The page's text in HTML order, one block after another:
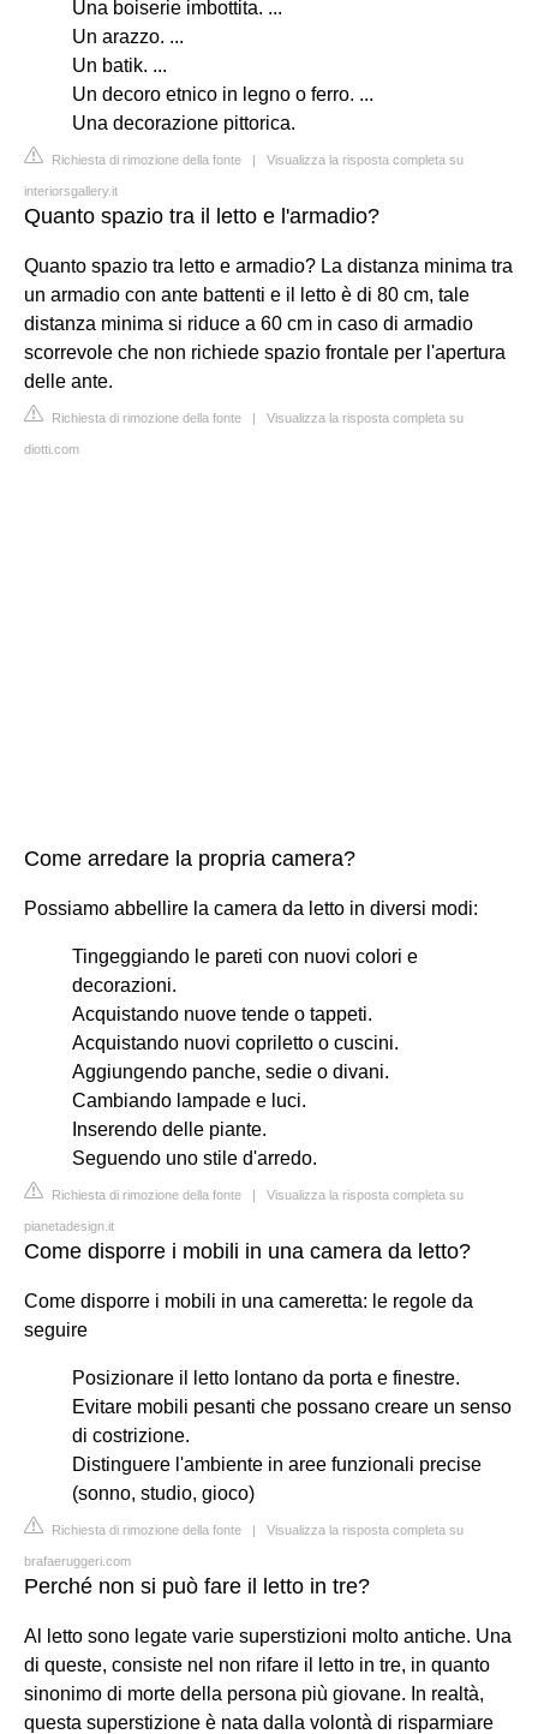
Una boiserie imbottita. ...
Un arazzo. ...
Un batik. ...
Un decoro etnico in legno o ferro. ...
Una decorazione pittorica.
Richiesta di rimozione della fonte | Visualizza la risposta completa su
interiorsgallery.it
Quanto spazio tra il letto e l'armadio?
Quanto spazio tra letto e armadio? La distanza minima tra
un armadio con ante battenti e il letto è di 80 cm, tale
distanza minima si riduce a 60 cm in caso di armadio
scorrevole che non richiede spazio frontale per l'apertura
delle ante.
Richiesta di rimozione della fonte | Visualizza la risposta completa su
diotti.com
Come arredare la propria camera?
Possiamo abbellire la camera da letto in diversi modi:
Tingeggiando le pareti con nuovi colori e
decorazioni.
Acquistando nuove tende o tappeti.
Acquistando nuovi copriletto o cuscini.
Aggiungendo panche, sedie o divani.
Cambiando lampade e luci.
Inserendo delle piante.
Seguendo uno stile d'arredo.
Richiesta di rimozione della fonte | Visualizza la risposta completa su
pianetadesign.it
Come disporre i mobili in una camera da letto?
Come disporre i mobili in una cameretta: le regole da
seguire
Posizionare il letto lontano da porta e finestre.
Evitare mobili pesanti che possano creare un senso
di costrizione.
Distinguere l'ambiente in aree funzionali precise
(sonno, studio, gioco)
Richiesta di rimozione della fonte | Visualizza la risposta completa su
brafaeruggeri.com
Perché non si può fare il letto in tre?
Al letto sono legate varie superstizioni molto antiche. Una
di queste, consiste nel non rifare il letto in tre, in quanto
sinonimo di morte della persona più giovane. In realtà,
questa superstizione è nata dalla volontà di risparmiare